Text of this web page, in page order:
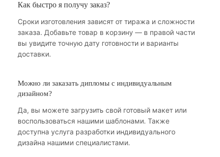
Как быстро я получу заказ?
Сроки изготовления зависят от тиража и сложности
заказа. Добавьте товар в корзину — в правой части
вы увидите точную дату готовности и варианты
доставки.
Можно ли заказать дипломы с индивидуальным
дизайном?
Да, вы можете загрузить свой готовый макет или
воспользоваться нашими шаблонами. Также
доступна услуга разработки индивидуального
дизайна нашими специалистами.